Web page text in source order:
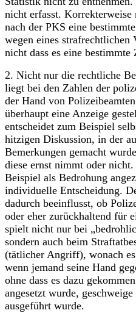
nicht erfasst. Korrekterweise
nach der PKS eine
wegen eines
nicht dass es eine
2.​ Nicht nur die rechtliche
liegt bei den Zahlen der
der Hand von
überhaupt eine Anzeige
entscheidet zum Beispiel
hitzigen Diskussion, in der
Bemerkungen gemacht
diese ernst nimmt oder
Beispiel als Bedrohung
individuelle Entscheidung.
dadurch beeinflusst, ob
oder eher zurückhaltend für
spielt nicht nur bei
sondern auch beim
(tätlicher Angriff), wonach
wenn jemand seine Hand
ohne dass es dazu
angesetzt wurde,
ausgeführt wurde.